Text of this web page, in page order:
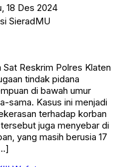
18 Des 2024
SieradMU
Reskrim Polres Klaten
tindak pidana
di bawah umur
sama. Kasus ini menjadi
terhadap korban
juga menyebar di
yang masih berusia 17